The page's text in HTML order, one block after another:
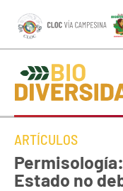
ARTÍCULOS
Estado no